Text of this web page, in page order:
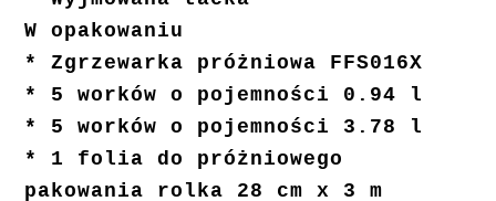
W opakowaniu
* Zgrzewarka próżniowa FFS016X
* 5 worków o pojemności 0.94 l
* 5 worków o pojemności 3.78 l
* 1 folia do próżniowego
pakowania rolka 28 cm x 3 m